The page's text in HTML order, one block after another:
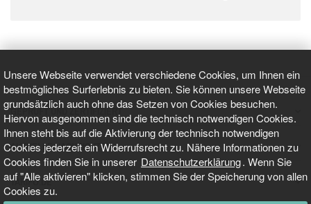
Unsere Webseite verwendet verschiedene Cookies, um Ihnen ein
bestmögliches Surferlebnis zu bieten. Sie können unsere Webseite
grundsätzlich auch ohne das Setzen von Cookies besuchen.
Hiervon ausgenommen sind die technisch notwendigen Cookies.
Ihnen steht bis auf die Aktivierung der technisch notwendigen
Cookies jederzeit ein Widerrufsrecht zu. Nähere Informationen zu
Cookies finden Sie in unserer Datenschutzerklärung. Wenn Sie
auf "Alle aktivieren" klicken, stimmen Sie der Speicherung von allen
Cookies zu.
GEPRÜFT UND ZERTIFIZIERT
AKTUELLE NACHRICHTEN
TARIFO.DE